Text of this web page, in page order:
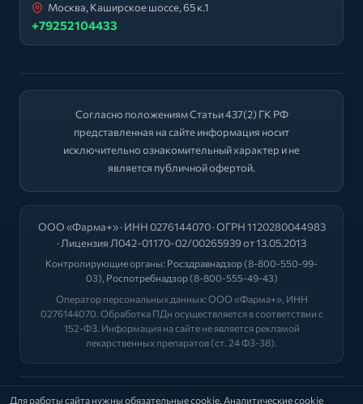
Для работы сайта нужны обязательные cookie. Аналитические cookie
Москва, Каширское шоссе, 65 к.1
+79252104433
Согласно положениям Статьи 437(2) ГК РФ
представленная на сайте информация носит
исключительно ознакомительный характер и не
является публичной офертой.
ООО «Фарма+» · ИНН 0276144070 · ОГРН 1120280044983
· Лицензия Л042-01170-02/00265939 от 13.05.2013
Контролирующие органы: Росздравнадзор(8-800-550-99-
03), Роспотребнадзор(8-800-555-49-43)
Оператор персональных данных: ООО «Фарма+», ИНН
0276144070. Обработка ПДн осуществляется в соответствии с
152-ФЗ. Информация на сайте не является рекламой
лекарственных препаратов (ст. 24 ФЗ-38).
2026 © "ФАРМА+"